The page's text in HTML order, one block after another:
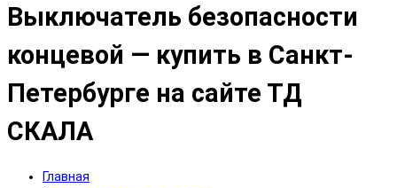
Выключатель безопасности
концевой — купить в Санкт-
Петербурге на сайте ТД
СКАЛА
Главная